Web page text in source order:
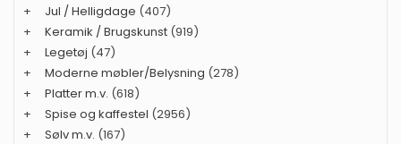
+
Jul / Helligdage (407)
+
Keramik / Brugskunst (919)
+
Legetøj (47)
+
Moderne møbler/Belysning (278)
+
Platter m.v. (618)
+
Spise og kaffestel (2956)
+
Sølv m.v. (167)